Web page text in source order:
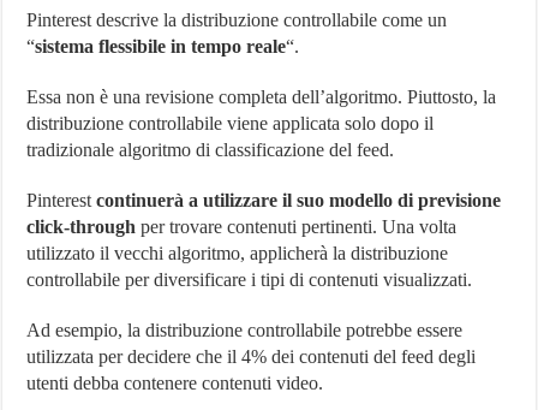
Pinterest descrive la distribuzione controllabile come un
“sistema flessibile in tempo reale“.
Essa non è una revisione completa dell’algoritmo. Piuttosto, la
distribuzione controllabile viene applicata solo dopo il
tradizionale algoritmo di classificazione del feed.
Pinterestcontinuerà a utilizzare il suo modello di previsione
click-through per trovare contenuti pertinenti. Una volta
utilizzato il vecchi algoritmo, applicherà la distribuzione
controllabile per diversificare i tipi di contenuti visualizzati.
Ad esempio, la distribuzione controllabile potrebbe essere
utilizzata per decidere che il 4% dei contenuti del feed degli
utenti debba contenere contenuti video.